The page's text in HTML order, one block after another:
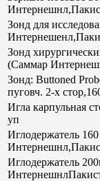
Зонд для
Зонд
(Саммар
Зонд: Buttoned
пуговч. 2-х
Игла карпульная
уп
Иглодержатель
Иглодержатель